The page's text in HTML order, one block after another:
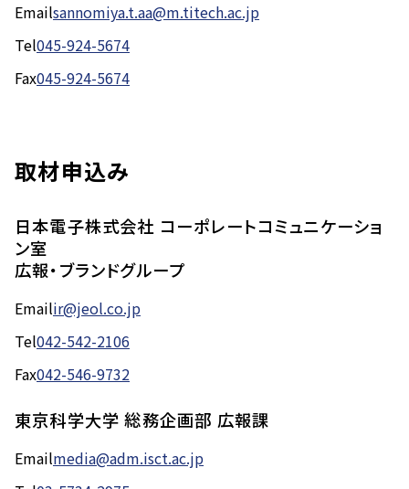
Emailsannomiya.t.aa@m.titech.ac.jp
Tel045-924-5674
Fax045-924-5674
取材申込み
日本電子株式会社 コーポレートコミュニケーショ
ン室
広報・ブランドグループ
Emailir@jeol.co.jp
Tel042-542-2106
Fax042-546-9732
東京科学大学 総務企画部 広報課
Emailmedia@adm.isct.ac.jp